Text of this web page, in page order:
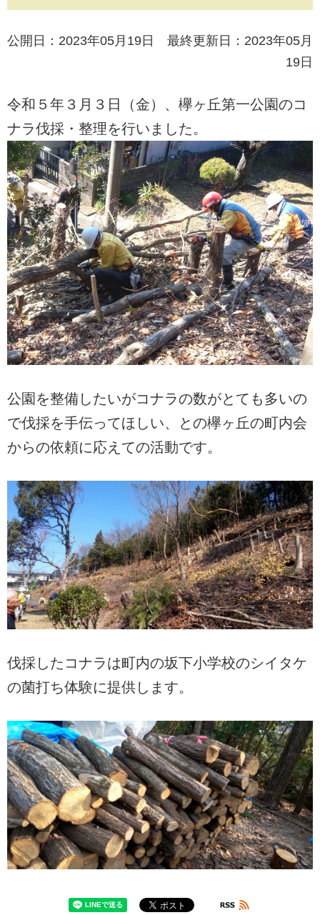
公開日：2023年05月19日 最終更新日：2023年05月
19日
令和５年３月３日（金）、欅ヶ丘第一公園のコ
ナラ伐採・整理を行いました。
公園を整備したいがコナラの数がとても多いの
で伐採を手伝ってほしい、との欅ヶ丘の町内会
からの依頼に応えての活動です。
伐採したコナラは町内の坂下小学校のシイタケ
の菌打ち体験に提供します。